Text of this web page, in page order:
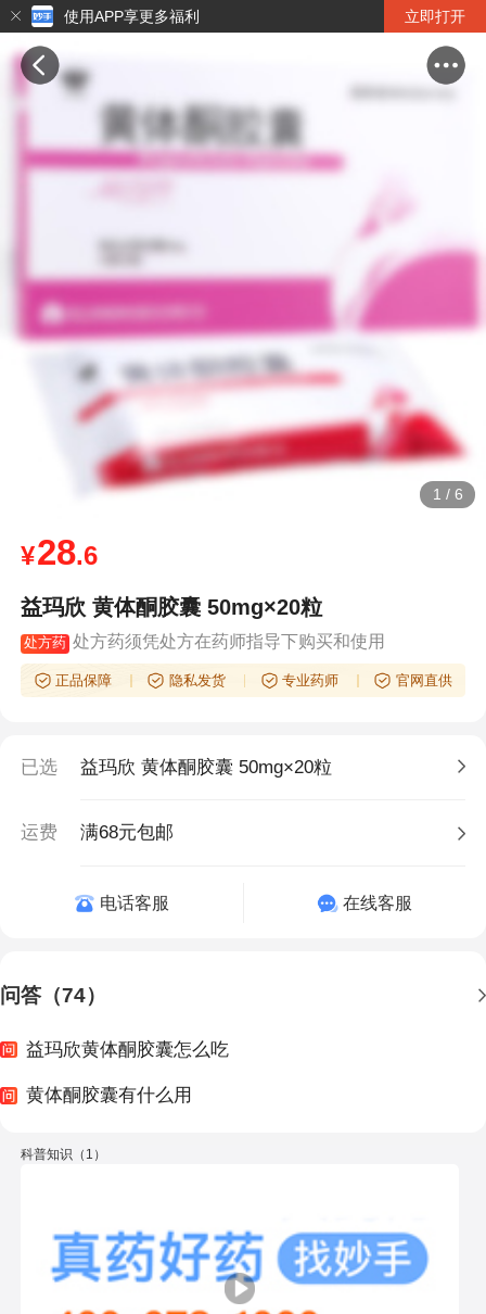
使用APP享更多福利 立即打开
1 / 6
¥28.6
益玛欣 黄体酮胶囊 50mg×20粒
处方药 处方药须凭处方在药师指导下购买和使用
正品保障 隐私发货 专业药师 官网直供
已选 益玛欣 黄体酮胶囊 50mg×20粒
运费 满68元包邮
电话客服 在线客服
问答（74）
益玛欣黄体酮胶囊怎么吃
黄体酮胶囊有什么用
科普知识（1）